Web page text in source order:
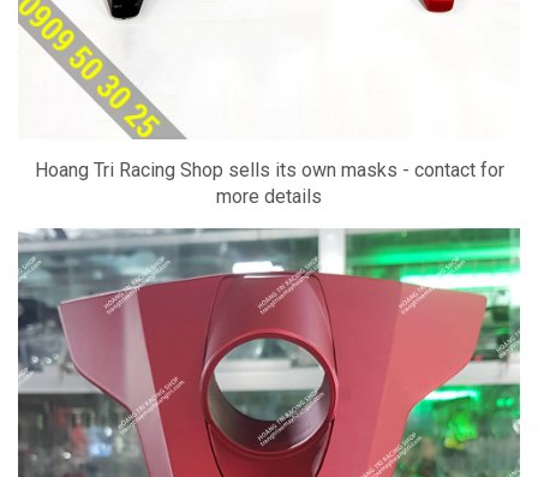
Hoang Tri Racing Shop sells its own masks - contact for
more details